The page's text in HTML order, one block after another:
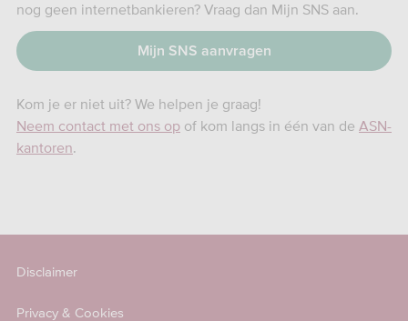
nog geen internetbankieren? Vraag dan Mijn SNS aan.
Mijn SNS aanvragen
Kom je er niet uit? We helpen je graag!
Neem contact met ons op of kom langs in één van de ASN-
kantoren.
Disclaimer
Privacy & Cookies